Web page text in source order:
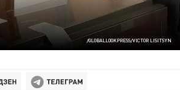
/GLOBALLOOKPRESS/VICTOR LISITSYN